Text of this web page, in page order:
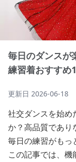
毎日のダンスが
練習着おすすめ
更新日 2026-06-18
社交ダンスを始め
か？高品質であり
毎日の練習がもっ
この記事では、